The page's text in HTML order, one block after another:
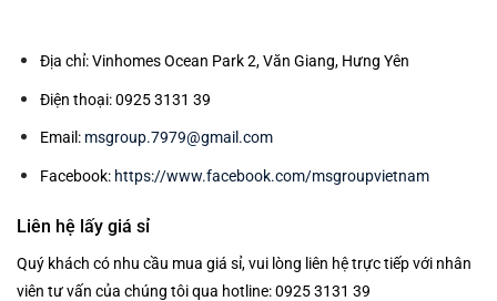
Địa chỉ: Vinhomes Ocean Park 2, Văn Giang, Hưng Yên
Điện thoại: 0925 3131 39
Email: msgroup.7979@gmail.com
Facebook: https://www.facebook.com/msgroupvietnam
Liên hệ lấy giá sỉ
Quý khách có nhu cầu mua giá sỉ, vui lòng liên hệ trực tiếp với nhân
viên tư vấn của chúng tôi qua hotline: 0925 3131 39